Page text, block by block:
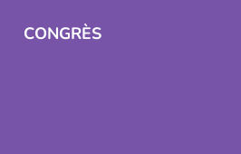
CONGRÈS